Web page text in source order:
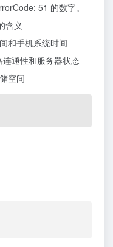
51 的数字。
含义
和手机系统时间
通性和服务器状态
空间